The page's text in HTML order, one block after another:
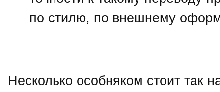
по стилю, по внешнему
Несколько особняком стоит так